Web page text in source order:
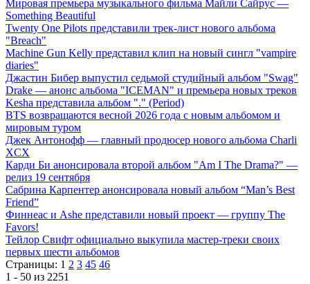
Мировая премьера музыкального фильма Майли Сайрус —
Something Beautiful
Twenty One Pilots представили трек-лист нового альбома
"Breach"
Machine Gun Kelly представил клип на новый сингл "vampire
diaries"
Джастин Бибер выпустил седьмой студийный альбом "Swag"
Drake — анонс альбома "ICEMAN" и премьера новых треков
Kesha представила альбом "." (Period)
BTS возвращаются весной 2026 года с новым альбомом и
мировым туром
Джек Антонофф — главный продюсер нового альбома Charli
XCX
Карди Би анонсировала второй альбом "Am I The Drama?" —
релиз 19 сентября
Сабрина Карпентер анонсировала новый альбом “Man’s Best
Friend”
Финнеас и Ashe представили новый проект — группу The
Favors!
Тейлор Свифт официально выкупила мастер-треки своих
первых шести альбомов
Страницы: 1 2 3 45 46
1 - 50 из 2251